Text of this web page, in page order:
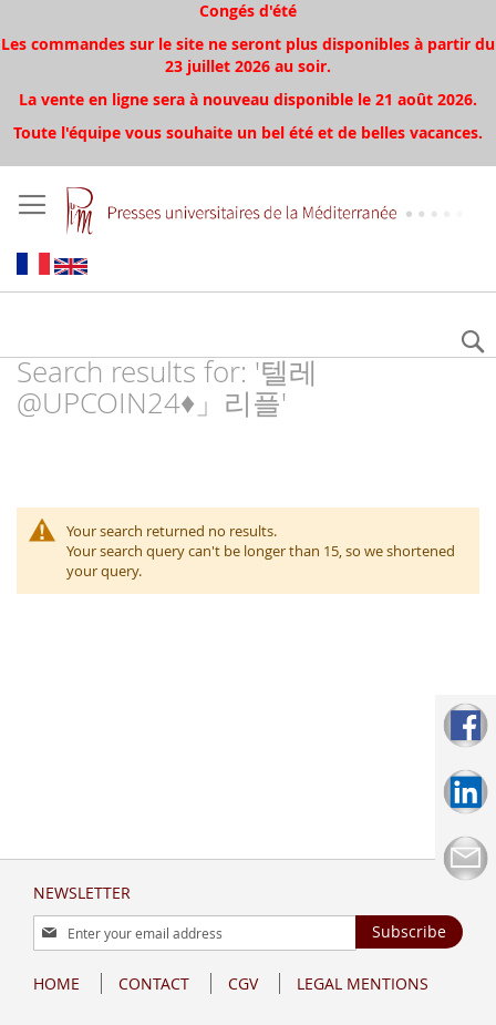
Congés d'été
Les commandes sur le site ne seront plus disponibles à partir du
23 juillet 2026 au soir.
La vente en ligne sera à nouveau disponible le 21 août 2026.
Toute l'équipe vous souhaite un bel été et de belles vacances.
Search results for: '텔레
@UPCOIN24♦」리플'
Your search returned no results.
Your search query can't be longer than 15, so we shortened
your query.
NEWSLETTER
Sign
Up
Our
Subscribe
HOME CONTACT CGV LEGAL MENTIONS